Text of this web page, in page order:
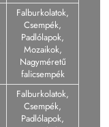
Falburkolatok,
Csempék,
Padlólapok,
Mozaikok,
Nagyméretű
falicsempék
Falburkolatok,
Csempék,
Padlólapok,